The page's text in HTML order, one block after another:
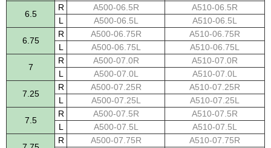
6.5
R A500-06.5R
A510-06.5R
L
A500-06.5L A510-06.5L
6.75
R A500-06.75R
A510-06.75R
L
A500-06.75L A510-06.75L
7
R A500-07.0R
A510-07.0R
L
A500-07.0L A510-07.0L
7.25
R A500-07.25R
A510-07.25R
L
A500-07.25L A510-07.25L
7.5
R A500-07.5R
A510-07.5R
L
A500-07.5L A510-07.5L
R A500-07.75R
A510-07.75R